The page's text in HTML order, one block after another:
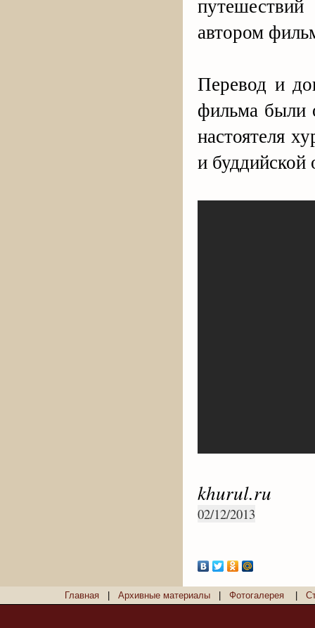
автором
Перевод и
фильма были
настоятеля
и
khurul.ru
02/12/2013
Главная Архивные материалы Фотогалерея